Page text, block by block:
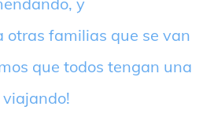
otras familias que se van
que todos tengan una